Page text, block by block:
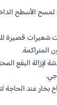
لمسح الأسطح
قصيرة
المتراكمة.
البقع
بخار عند الحاجة